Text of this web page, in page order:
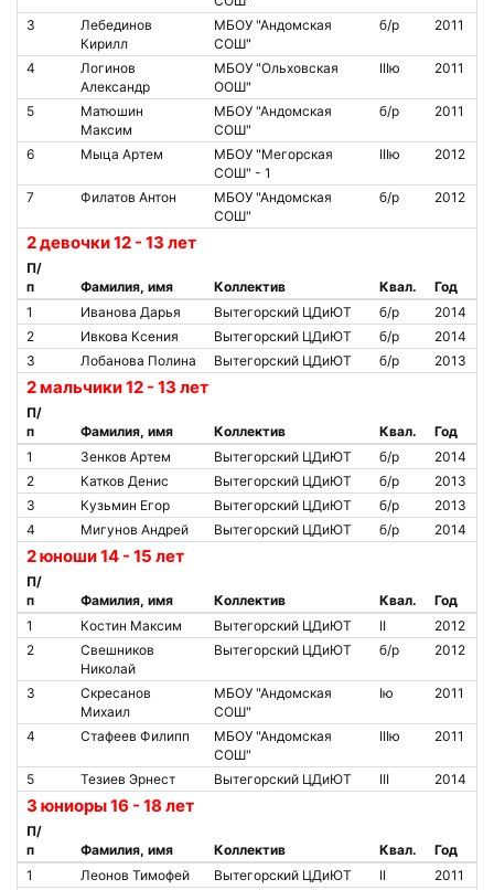
3
Лебединов
Кирилл
МБОУ "Андомская
СОШ"
б/р 2011
4
Логинов
Александр
МБОУ "Ольховская
ООШ"
IIIю 2011
5
Матюшин
Максим
МБОУ "Андомская
СОШ"
б/р 2011
6 Мыца Артем
МБОУ "Мегорская
СОШ" - 1
IIIю 2012
7 Филатов Антон
МБОУ "Андомская
СОШ"
б/р 2012
2 девочки 12 - 13 лет
П/
п
Фамилия, имя Коллектив Квал.
Год
1
Иванова Дарья Вытегорский ЦДиЮТ б/р
2014
2
Ивкова Ксения Вытегорский ЦДиЮТ б/р
2014
3
Лобанова Полина Вытегорский ЦДиЮТ б/р 2013
2 мальчики 12 - 13 лет
П/
п
Фамилия, имя Коллектив Квал.
Год
1
Зенков Артем Вытегорский ЦДиЮТ б/р
2014
2
Катков Денис Вытегорский ЦДиЮТ б/р
2013
3
Кузьмин Егор Вытегорский ЦДиЮТ б/р
2013
4
Мигунов Андрей Вытегорский ЦДиЮТ б/р 2014
2 юноши 14 - 15 лет
П/
п
Фамилия, имя Коллектив Квал.
Год
1
Костин Максим Вытегорский ЦДиЮТ II
2012
2
Свешников
Николай
Вытегорский ЦДиЮТ б/р 2012
3
Скресанов
Михаил
МБОУ "Андомская
СОШ"
Iю 2011
4 Стафеев Филипп
МБОУ "Андомская
СОШ"
IIIю 2011
5 Тезиев Эрнест Вытегорский ЦДиЮТ III 2014
3 юниоры 16 - 18 лет
П/
п
Фамилия, имя Коллектив Квал.
Год
1
Леонов Тимофей Вытегорский ЦДиЮТ II
2011